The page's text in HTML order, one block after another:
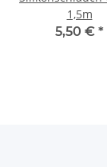
1,5m
5,50 € *